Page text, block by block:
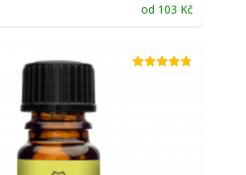
od 103 Kč